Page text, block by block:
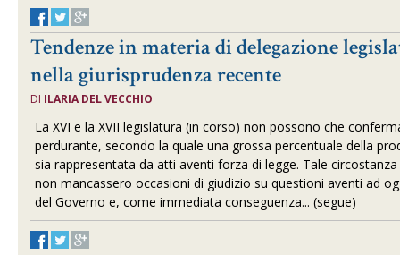
Tendenze in materia di delegazione
nella giurisprudenza recente
DI ILARIA DEL VECCHIO
La XVI e la XVII legislatura (in corso) non possono che
perdurante, secondo la quale una grossa percentuale della
sia rappresentata da atti aventi forza di legge. Tale
non mancassero occasioni di giudizio su questioni aventi ad
del Governo e, come immediata conseguenza... (segue)